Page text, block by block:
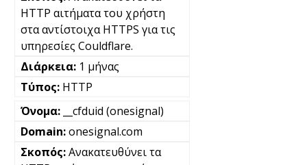
HTTP αιτήματα του χρήστη
στα αντίστοιχα HTTPS για τις
υπηρεσίες Couldflare.
1 μήνας
HTTP
__cfduid (onesignal)
onesignal.com
Ανακατευθύνει τα